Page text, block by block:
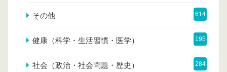
その他 614
健康（科学・生活習慣・医学） 195
社会（政治・社会問題・歴史） 284